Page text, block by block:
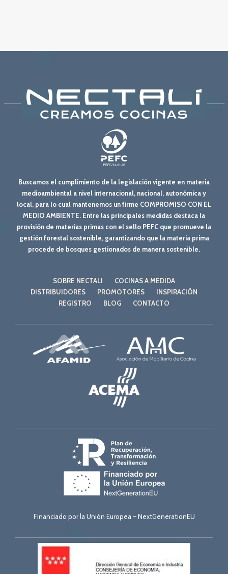
Buscamos el cumplimiento de la legislación vigente en materia
medioambiental a nivel internacional, nacional, autonómica y
local, para lo cual mantenemos un firme COMPROMISO CON EL
MEDIO AMBIENTE. Entre las principales medidas destaca la
provisión de materias primas con el sello PEFC que promueve la
gestión forestal sostenible, garantizando que la materia prima
procede de bosques gestionados de manera sostenible.
SOBRE NECTALI
COCINAS A MEDIDA
DISTRIBUIDORES
PROMOTORES
INSPIRACIÓN
REGISTRO
BLOG CONTACTO
Financiado por la Unión Europea – NextGenerationEU